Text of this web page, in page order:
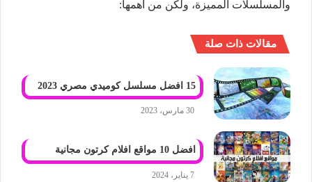
والمسلسلات المميزة، ولكن من أهمها:
مقالات ذات صلة
15 افضل مسلسل كوميدي مصري 2023
30 مارس، 2023
افضل 10 مواقع افلام كرتون مجانية
7 يناير، 2024